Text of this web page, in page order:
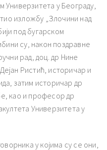
Универзитета у Београду,
изложбу „Злочини над
под бугарском
су, након поздравне
рад, доц. др Нине
Ристић, историчар и
затим историчар др
као и професор др
Универзитета у
у којима су се они,